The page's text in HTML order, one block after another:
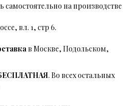
самостоятельно на производстве
вл. 1, стр 6.
в Москве, Подольском,
. Во всех остальных